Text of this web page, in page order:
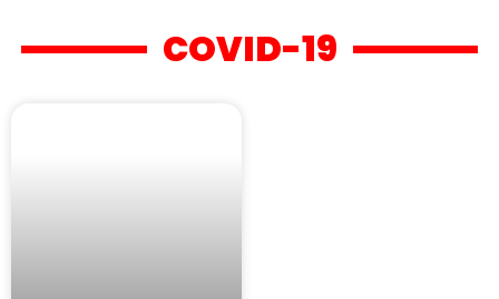
COVID-19